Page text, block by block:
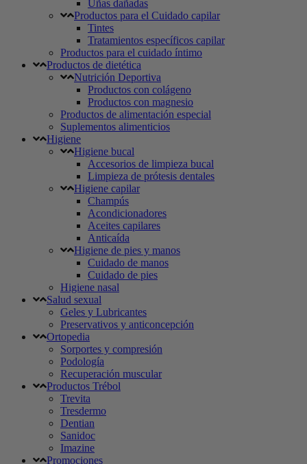
Uñas dañadas
Productos para el Cuidado capilar
Tintes
Tratamientos específicos capilar
Productos para el cuidado íntimo
Productos de dietética
Nutrición Deportiva
Productos con colágeno
Productos con magnesio
Productos de alimentación especial
Suplementos alimenticios
Higiene
Higiene bucal
Accesorios de limpieza bucal
Limpieza de prótesis dentales
Higiene capilar
Champús
Acondicionadores
Aceites capilares
Anticaída
Higiene de pies y manos
Cuidado de manos
Cuidado de pies
Higiene nasal
Salud sexual
Geles y Lubricantes
Preservativos y anticoncepción
Ortopedia
Sorportes y compresión
Podología
Recuperación muscular
Productos Trébol
Trevita
Tresdermo
Dentian
Sanidoc
Imazine
Promociones